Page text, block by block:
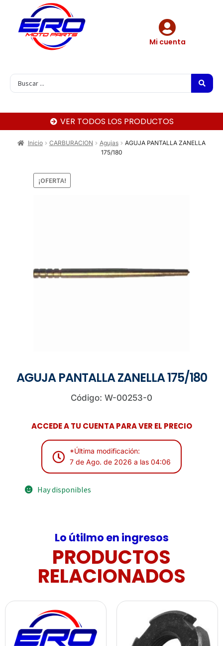
Mi cuenta
VER TODOS LOS PRODUCTOS
Inicio CARBURACION Agujas
AGUJA PANTALLA ZANELLA
175/180
¡OFERTA!
AGUJA PANTALLA ZANELLA 175/180
Código: W-00253-0
ACCEDE A TU CUENTA PARA VER EL PRECIO
*Última modificación:
7 de Ago. de 2026 a las 04:06
Hay disponibles
Lo útilmo en ingresos
PRODUCTOS
RELACIONADOS